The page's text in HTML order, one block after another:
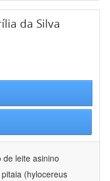
da Silva
de leite asinino
(hylocereus